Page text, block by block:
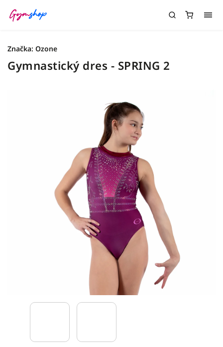
Gymnastický dres - SPRING 2
Značka: Ozone